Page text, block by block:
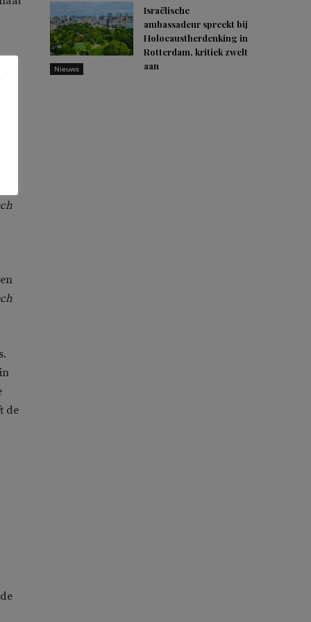
de
Nieuws
Israëlische
ambassadeur spreekt bij
Holocaustherdenking in
Rotterdam, kritiek zwelt
aan